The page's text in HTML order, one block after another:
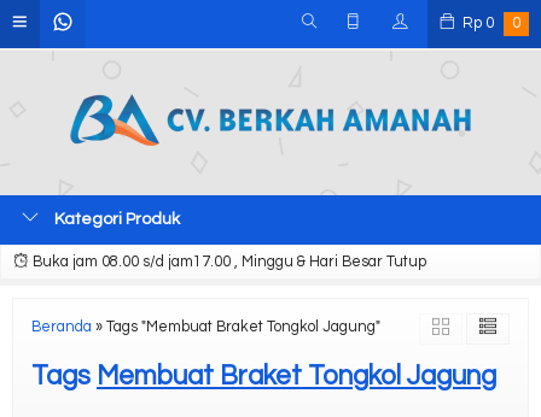
Rp 0 0
Kategori Produk
Buka jam 08.00 s/d jam17.00 , Minggu & Hari Besar Tutup
Beranda » Tags "Membuat Braket Tongkol Jagung"
Tags Membuat Braket Tongkol Jagung